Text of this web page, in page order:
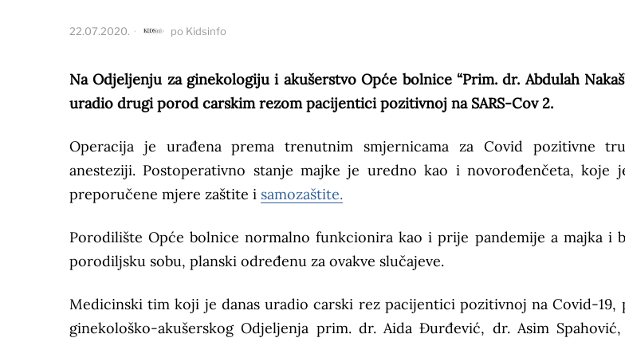
22.07.2020. po Kidsinfo
Na Odjeljenju za ginekologiju i akušerstvo Opće bolnice “Prim. dr. Abdulah
uradio drugi porod carskim rezom pacijentici pozitivnoj na SARS-Cov 2.
Operacija je urađena prema trenutnim smjernicama za Covid pozitivne
anesteziji. Postoperativno stanje majke je uredno kao i novorođenčeta, koje
preporučene mjere zaštite i samozaštite.
Porodilište Opće bolnice normalno funkcionira kao i prije pandemije a majka i
porodiljsku sobu, planski određenu za ovakve slučajeve.
Medicinski tim koji je danas uradio carski rez pacijentici pozitivnoj na Covid-19,
ginekološko-akušerskog Odjeljenja prim. dr. Aida Đurđević, dr. Asim